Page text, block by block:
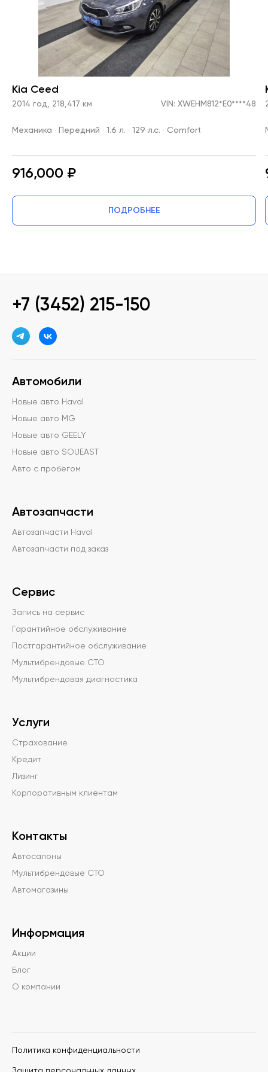
• Подрулевые лепестки переключения передач
• Штампованные стальные диски
• Противотуманные фары
Kia Ceed
2014 год, 218,417 км VIN: XWEHM812*E0****48
Механика · Передний · 1.6 л. · 129 л.с. · Comfort
916,000 ₽
ПОДРОБНЕЕ
+7 (3452) 215-150
Автомобили
Новые авто Haval
Новые авто MG
Новые авто GEELY
Новые авто SOUEAST
Авто с пробегом
Автозапчасти
Автозапчасти Haval
Автозапчасти под заказ
Сервис
Запись на сервис
Гарантийное обслуживание
Постгарантийное обслуживание
Мультибрендовые СТО
Мультибрендовая диагностика
Услуги
Страхование
Кредит
Лизинг
Корпоративным клиентам
Контакты
Автосалоны
Мультибрендовые СТО
Автомагазины
Информация
Акции
Блог
О компании
Политика конфиденциальности